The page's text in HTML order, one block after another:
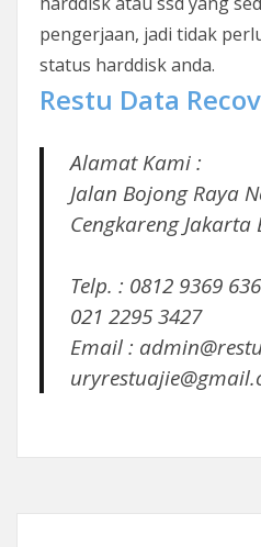
pengerjaan, jadi tidak
status harddisk anda.
Restu Data
Alamat Kami :
Jalan Bojong Raya
Cengkareng Jakarta
Telp. : 0812 9369
021 2295 3427
Email :